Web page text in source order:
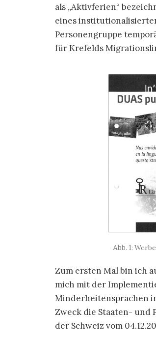
als „Aktivferien“
eines
Personengruppe
für Krefelds
Zum ersten Mal bin ich
mich mit der
Minderheitensprachen
Zweck die Staaten- und
der Schweiz vom